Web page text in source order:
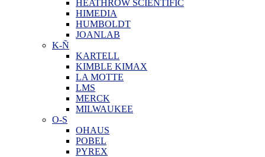
HEATHROW SCIENTIFIC
HIMEDIA
HUMBOLDT
JOANLAB
K-Ñ
KARTELL
KIMBLE KIMAX
LA MOTTE
LMS
MERCK
MILWAUKEE
O-S
OHAUS
POBEL
PYREX